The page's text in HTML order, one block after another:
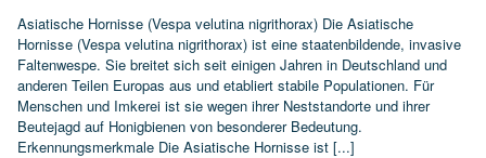
Asiatische Hornisse (Vespa velutina nigrithorax) Die Asiatische
Hornisse (Vespa velutina nigrithorax) ist eine staatenbildende, invasive
Faltenwespe. Sie breitet sich seit einigen Jahren in Deutschland und
anderen Teilen Europas aus und etabliert stabile Populationen. Für
Menschen und Imkerei ist sie wegen ihrer Neststandorte und ihrer
Beutejagd auf Honigbienen von besonderer Bedeutung.
Erkennungsmerkmale Die Asiatische Hornisse ist [...]